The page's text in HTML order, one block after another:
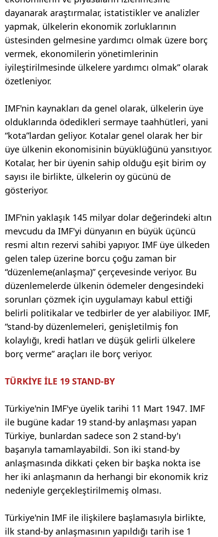
dayanarak araştırmalar, istatistikler ve analizler
yapmak, ülkelerin ekonomik zorluklarının
üstesinden gelmesine yardımcı olmak üzere borç
vermek, ekonomilerin yönetimlerinin
iyileştirilmesinde ülkelere yardımcı olmak” olarak
özetleniyor.
IMF'nin kaynakları da genel olarak, ülkelerin üye
olduklarında ödedikleri sermaye taahhütleri, yani
“kota”lardan geliyor. Kotalar genel olarak her bir
üye ülkenin ekonomisinin büyüklüğünü yansıtıyor.
Kotalar, her bir üyenin sahip olduğu eşit birim oy
sayısı ile birlikte, ülkelerin oy gücünü de
gösteriyor.
IMF'nin yaklaşık 145 milyar dolar değerindeki altın
mevcudu da IMF'yi dünyanın en büyük üçüncü
resmi altın rezervi sahibi yapıyor. IMF üye ülkeden
gelen talep üzerine borcu çoğu zaman bir
“düzenleme(anlaşma)” çerçevesinde veriyor. Bu
düzenlemelerde ülkenin ödemeler dengesindeki
sorunları çözmek için uygulamayı kabul ettiği
belirli politikalar ve tedbirler de yer alabiliyor. IMF,
“stand-by düzenlemeleri, genişletilmiş fon
kolaylığı, kredi hatları ve düşük gelirli ülkelere
borç verme” araçları ile borç veriyor.
TÜRKİYE İLE 19 STAND-BY
Türkiye'nin IMF'ye üyelik tarihi 11 Mart 1947. IMF
ile bugüne kadar 19 stand-by anlaşması yapan
Türkiye, bunlardan sadece son 2 stand-by'ı
başarıyla tamamlayabildi. Son iki stand-by
anlaşmasında dikkati çeken bir başka nokta ise
her iki anlaşmanın da herhangi bir ekonomik kriz
nedeniyle gerçekleştirilmemiş olması.
Türkiye'nin IMF ile ilişkilere başlamasıyla birlikte,
ilk stand-by anlaşmasının yapıldığı tarih ise 1